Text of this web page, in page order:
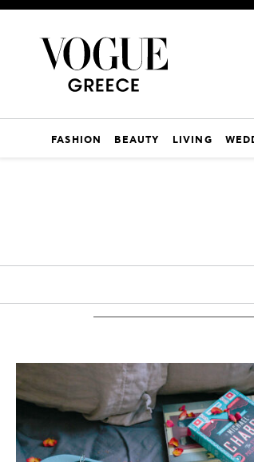
FASHION BEAUTY LIVING